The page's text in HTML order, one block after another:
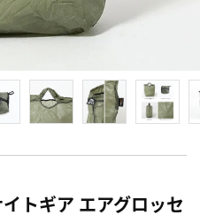
トギア エアグロッセ